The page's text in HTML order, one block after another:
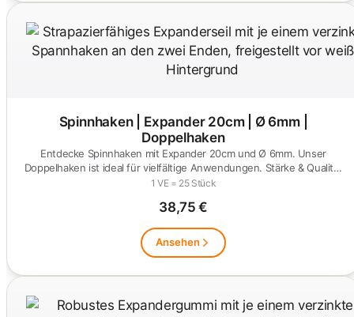
Spinnhaken | Expander 20cm | Ø 6mm |
Doppelhaken
Entdecke Spinnhaken mit Expander 20cm und Ø 6mm. Unser
Doppelhaken ist ideal für vielfältige Anwendungen. Stärke & Qualität
zum…
1 VE = 25 Stück
38,75 €
Ansehen